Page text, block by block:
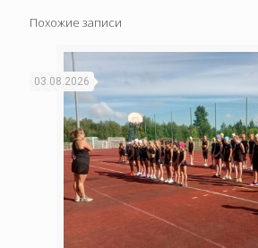
Похожие записи
03.08.2026